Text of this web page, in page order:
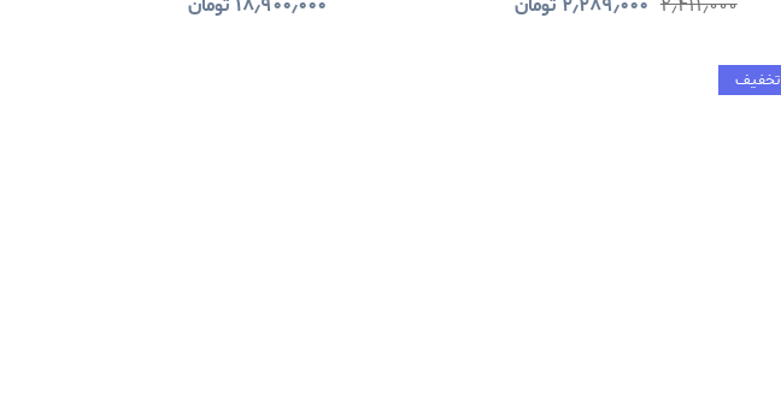
تخفیف